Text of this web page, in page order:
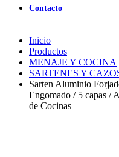
Contacto
Inicio
Productos
MENAJE Y COCINA
SARTENES Y
Sarten Aluminio
Engomado / 5 capas /
de Cocinas